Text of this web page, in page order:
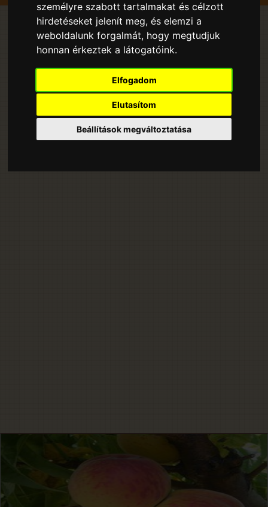
személyre szabott tartalmakat és célzott
hirdetéseket jelenít meg, és elemzi a
weboldalunk forgalmát, hogy megtudjuk
honnan érkeztek a látogatóink.
Elfogadom
Elutasítom
Beállítások megváltoztatása
Őszibarack fajták 2026
évben a Gyümölcsvadász
oldalán